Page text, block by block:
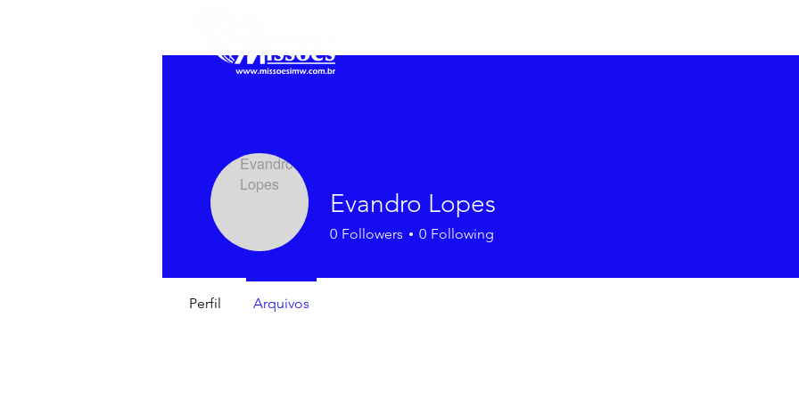
Evandro Lopes
0 Followers 0 Following
Perfil Arquivos